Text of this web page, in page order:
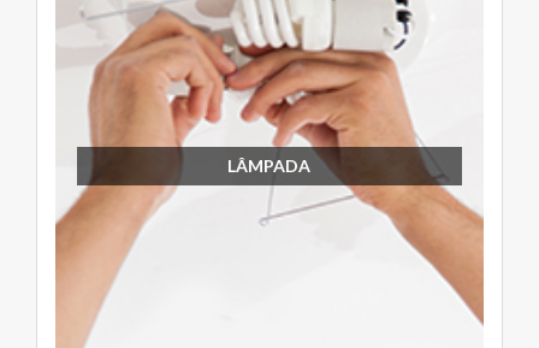
LÂMPADA